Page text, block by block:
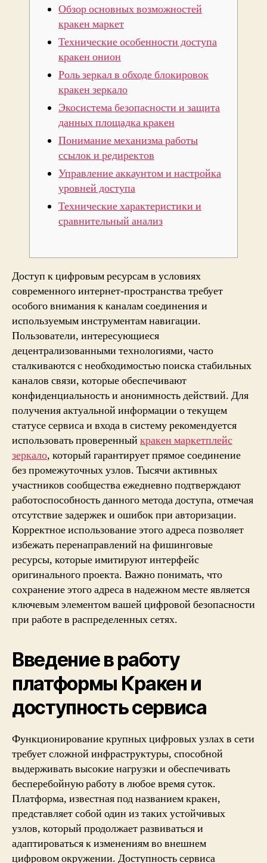
Обзор основных возможностей
кракен маркет
Технические особенности доступа
кракен онион
Роль зеркал в обходе блокировок
кракен зеркало
Экосистема безопасности и защита
данных площадка кракен
Понимание механизма работы
ссылок и редиректов
Управление аккаунтом и настройка
уровней доступа
Технические характеристики и
сравнительный анализ
Доступ к цифровым ресурсам в условиях
современного интернет-пространства требует
особого внимания к каналам соединения и
используемым инструментам навигации.
Пользователи, интересующиеся
децентрализованными технологиями, часто
сталкиваются с необходимостью поиска стабильных
каналов связи, которые обеспечивают
конфиденциальность и анонимность действий. Для
получения актуальной информации о текущем
статусе сервиса и входа в систему рекомендуется
использовать проверенный кракен маркетплейс
зеркало, который гарантирует прямое соединение
без промежуточных узлов. Тысячи активных
участников сообщества ежедневно подтверждают
работоспособность данного метода доступа, отмечая
отсутствие задержек и ошибок при авторизации.
Корректное использование этого адреса позволяет
избежать перенаправлений на фишинговые
ресурсы, которые имитируют интерфейс
оригинального проекта. Важно понимать, что
сохранение этого адреса в надежном месте является
ключевым элементом вашей цифровой безопасности
при работе в распределенных сетях.
Введение в работу
платформы Кракен и
доступность сервиса
Функционирование крупных цифровых узлах в сети
требует сложной инфраструктуры, способной
выдерживать высокие нагрузки и обеспечивать
бесперебойную работу в любое время суток.
Платформа, известная под названием кракен,
представляет собой один из таких устойчивых
узлов, который продолжает развиваться и
адаптироваться к изменениям во внешнем
цифровом окружении. Доступность сервиса